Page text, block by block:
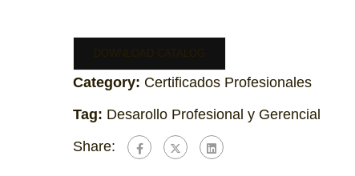
Category: Certificados Profesionales
Tag: Desarollo Profesional y Gerencial
Share: